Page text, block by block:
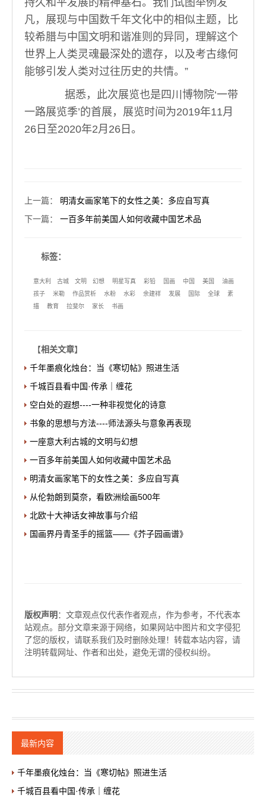
凡，展现与中国数千年文化中的相似主题，比
较希腊与中国文明和谐准则的异同，理解这个
世界上人类灵魂最深处的遗存，以及考古缘何
能够引发人类对过往历史的共情。”
据悉，此次展览也是四川博物院‘一带
一路展览季’的首展，展览时间为2019年11月
26日至2020年2月26日。
上一篇：
明清女画家笔下的女性之美：多应自写真
下一篇： 一百多年前美国人如何收藏中国艺术品
标签：
意大利 古城 文明 幻想 明星写真 彩铅 国画 中国 美国
油画
孩子
米勒 作品赏析 水粉 水彩 余建祥 发展 国际 全球
素
描
教育 拉斐尔 家长 书画
【相关文章】
千年墨痕化烛台：当《寒切帖》照进生活
千城百县看中国·传承｜缠花
空白处的遐想----一种非视觉化的诗意
书象的思想与方法----师法源头与意象再表现
一座意大利古城的文明与幻想
一百多年前美国人如何收藏中国艺术品
明清女画家笔下的女性之美：多应自写真
从伦勃朗到莫奈，看欧洲绘画500年
北欧十大神话女神故事与介绍
国画界丹青圣手的摇篮——《芥子园画谱》
版权声明 ：文章观点仅代表作者观点，作为参考，不代表本
站观点。部分文章来源于网络，如果网站中图片和文字侵犯
了您的版权，请联系我们及时删除处理！转载本站内容，请
注明转载网址、作者和出处，避免无谓的侵权纠纷。
最新内容
千年墨痕化烛台：当《寒切帖》照进生活
千城百县看中国·传承｜缠花